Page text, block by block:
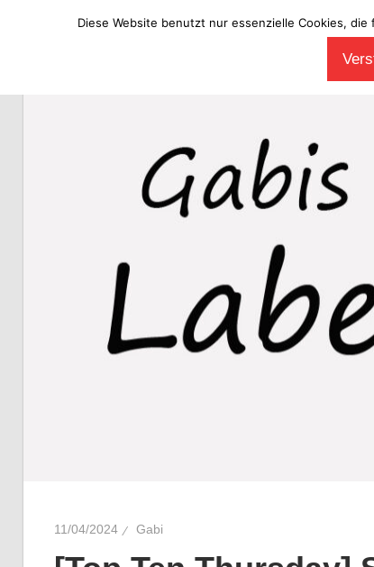
11/04/2024 Gabi
Diese Website benutzt nur essenzielle Cookies,